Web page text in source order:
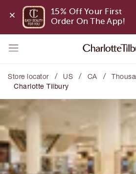
15% Off Your First
Order On The App!
Store locator / US / CA /
Charlotte Tilbury